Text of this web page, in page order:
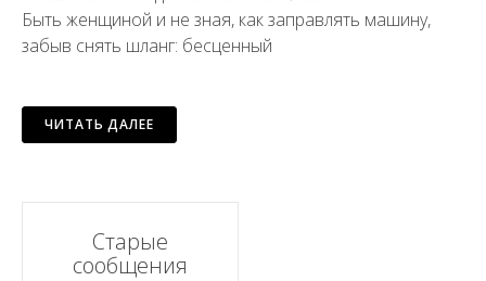
Быть женщиной и не зная, как заправлять машину,
забыв снять шланг: бесценный
ЧИТАТЬ ДАЛЕЕ
Навигационной
Старые
сообщения